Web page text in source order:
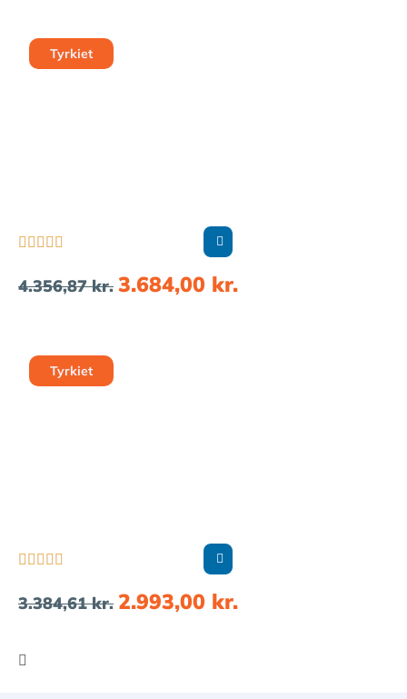
Tyrkiet
    
4.356,87kr. 3.684,00 kr.
Tyrkiet
    
3.384,61kr. 2.993,00 kr.